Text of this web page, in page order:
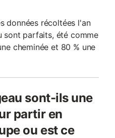
données récoltées l'an
sont parfaits, été comme
cheminée et 80 % une
sont-ils une
partir en
ou est ce